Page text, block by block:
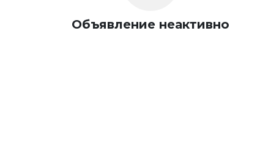
Объявление неактивно